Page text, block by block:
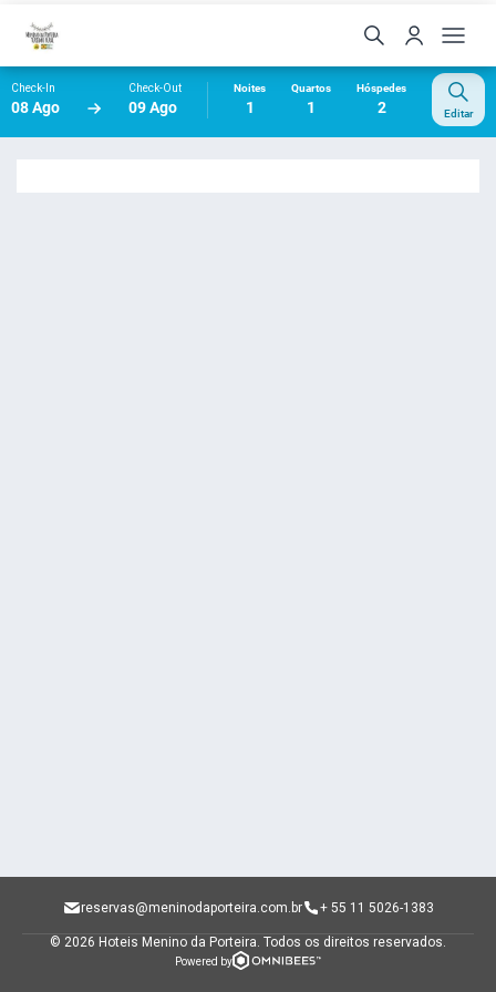
Check-In
08 Ago
Check-Out
09 Ago
Noites
1
Quartos
1
Hóspedes
2 Editar
reservas@meninodaporteira.com.br + 55 11 5026-1383
© 2026 Hoteis Menino da Porteira. Todos os direitos reservados.
Powered by